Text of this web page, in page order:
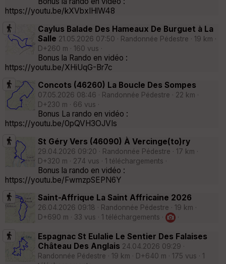
https://youtu.be/kXVbxIHlW48
Caylus Balade Des Hameaux De Burguet à La
Salle 21.05.2026 07:50 · Randonnée Pédestre · 19 km ·
D+260 m · 160 vus ·
Bonus la Rando en vidéo :
https://youtu.be/XHiUqG-Br7c
Concots (46260) La Boucle Des Sompes
07.05.2026 08:46 · Randonnée Pédestre · 22 km ·
D+230 m · 66 vus ·
Bonus La rando en vidéo :
https://youtu.be/0pQVH3OJVIs
St Géry Vers (46090) À Vercinge(to)ry
29.04.2026 09:20 · Randonnée Pédestre · 17 km ·
D+320 m · 274 vus · 1 téléchargements ·
Bonus la rando en vidéo :
https://youtu.be/FwmzpSEPN6Y
Saint-Affrique La Saint Affricaine 2026
26.04.2026 09:18 · Randonnée Pédestre · 19 km ·
D+690 m · 33 vus · 1 téléchargements ·
·
Espagnac St Eulalie Le Sentier Des Falaises
Château Des Anglais 24.04.2026 09:29 ·
Randonnée Pédestre · 19 km · D+640 m · 175 vus · 1